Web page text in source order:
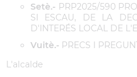
Setè.- PRP2025/590
SI ESCAU, DE LA
D'INTERÉS LOCAL DE
Vuitè.- PRECS I
L'alcalde